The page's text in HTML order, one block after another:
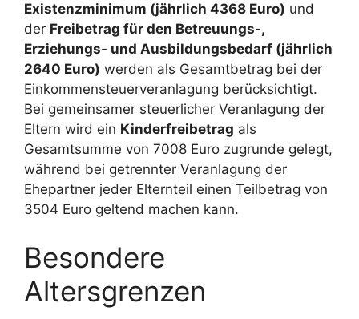
Existenzminimum (jährlich 4368 Euro) und
der Freibetrag für den Betreuungs-,
Erziehungs- und Ausbildungsbedarf (jährlich
2640 Euro) werden als Gesamtbetrag bei der
Einkommensteuerveranlagung berücksichtigt.
Bei gemeinsamer steuerlicher Veranlagung der
Eltern wird ein Kinderfreibetrag als
Gesamtsumme von 7008 Euro zugrunde gelegt,
während bei getrennter Veranlagung der
Ehepartner jeder Elternteil einen Teilbetrag von
3504 Euro geltend machen kann.
Besondere
Altersgrenzen